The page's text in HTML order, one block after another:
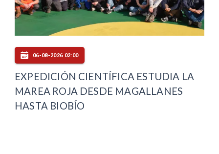
06-08-2026 02:00
EXPEDICIÓN CIENTÍFICA ESTUDIA LA
MAREA ROJA DESDE MAGALLANES
HASTA BIOBÍO